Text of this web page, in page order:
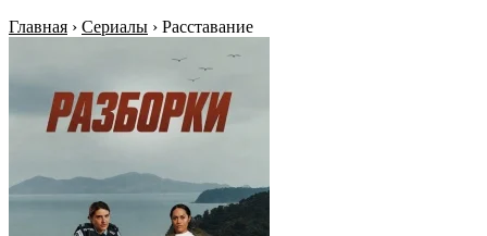
Главная › Сериалы › Расставание